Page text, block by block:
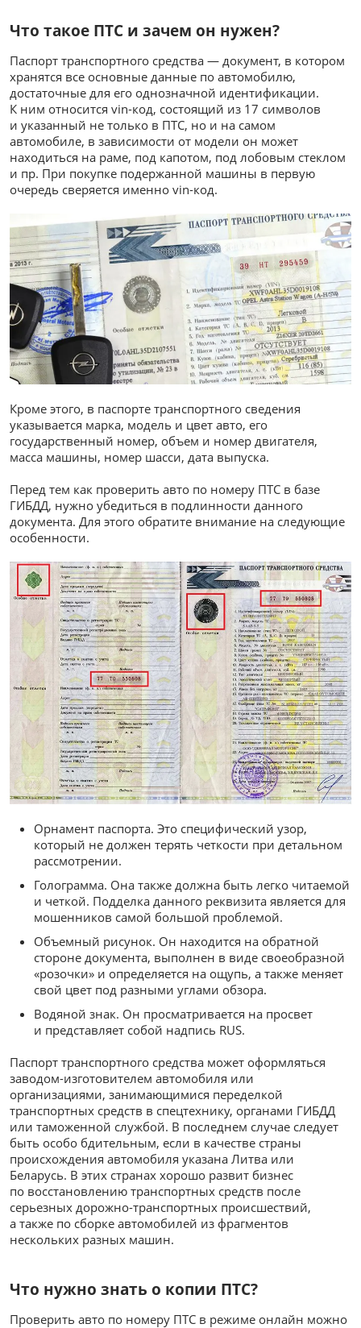
Что такое ПТС и зачем он нужен?
Паспорт транспортного средства — документ, в котором
хранятся все основные данные по автомобилю,
достаточные для его однозначной идентификации.
К ним относится vin-код, состоящий из 17 символов
и указанный не только в ПТС, но и на самом
автомобиле, в зависимости от модели он может
находиться на раме, под капотом, под лобовым стеклом
и пр. При покупке подержанной машины в первую
очередь сверяется именно vin-код.
Кроме этого, в паспорте транспортного сведения
указывается марка, модель и цвет авто, его
государственный номер, объем и номер двигателя,
масса машины, номер шасси, дата выпуска.
Перед тем как проверить авто по номеру ПТС в базе
ГИБДД, нужно убедиться в подлинности данного
документа. Для этого обратите внимание на следующие
особенности.
Орнамент паспорта. Это специфический узор,
который не должен терять четкости при детальном
рассмотрении.
Голограмма. Она также должна быть легко читаемой
и четкой. Подделка данного реквизита является для
мошенников самой большой проблемой.
Объемный рисунок. Он находится на обратной
стороне документа, выполнен в виде своеобразной
«розочки» и определяется на ощупь, а также меняет
свой цвет под разными углами обзора.
Водяной знак. Он просматривается на просвет
и представляет собой надпись RUS.
Паспорт транспортного средства может оформляться
заводом-изготовителем автомобиля или
организациями, занимающимися переделкой
транспортных средств в спецтехнику, органами ГИБДД
или таможенной службой. В последнем случае следует
быть особо бдительным, если в качестве страны
происхождения автомобиля указана Литва или
Беларусь. В этих странах хорошо развит бизнес
по восстановлению транспортных средств после
серьезных дорожно-транспортных происшествий,
а также по сборке автомобилей из фрагментов
нескольких разных машин.
Что нужно знать о копии ПТС?
Проверить авто по номеру ПТС в режиме онлайн можно